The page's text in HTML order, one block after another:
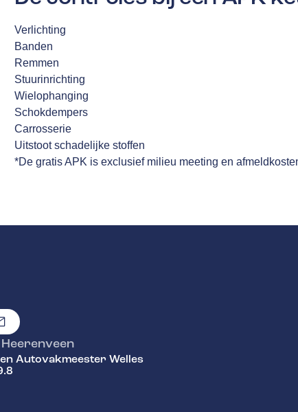
Verlichting
Banden
Remmen
Stuurinrichting
Wielophanging
Schokdempers
Carrosserie
Uitstoot schadelijke stoffen
*De gratis APK is exclusief milieu meeting en
Heerenveen
Autovakmeester Welles